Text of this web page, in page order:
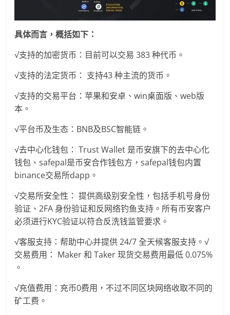
具体而言，概括如下：
√支持的加密货币：目前可以交易 383 种代币。
√支持的法定货币： 支持43 种主流的货币。
√支持的交易平台：苹果和安卓、win桌面版、web版
本。
√平台币及生态：BNB及BSC智能链。
√去中心化钱包： Trust Wallet 是币安旗下的去中心化
钱包、safepal是币安合作钱包方，safepal钱包内置
binance交易所dapp。
√交易所安全性： 提供高级别安全性，包括手机号身份
验证、2FA 身份验证和反网络钓鱼支持。所有币安客户
必须进行KYC验证以符合反洗钱监管要求。
√客服支持：帮助中心并提供 24/7 全天候客服支持。√
交易费用： Maker 和 Taker 现货交易费用最低 0.075%
。
√充值费用：充币0费用，不过不同区块网络收取不同的
矿工费。